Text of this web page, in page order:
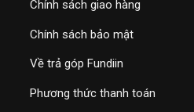
Chính sách giao hàng
Chính sách bảo mật
Về trả góp Fundiin
Phương thức thanh toán